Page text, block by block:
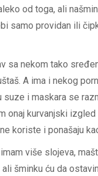
od toga, ali
samo providan ili
sa nekom tako
A ima i nekog
suze i maskara se
onaj kurvanjski
koriste i ponašaju
više slojeva,
šminku ću da